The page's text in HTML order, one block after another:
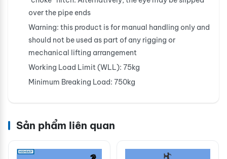
over the pipe ends
Warning: this product is for manual handling only and
should not be used as part of any rigging or
mechanical lifting arrangement
Working Load Limit (WLL): 75kg
Minimum Breaking Load: 750kg
Sản phẩm liên quan